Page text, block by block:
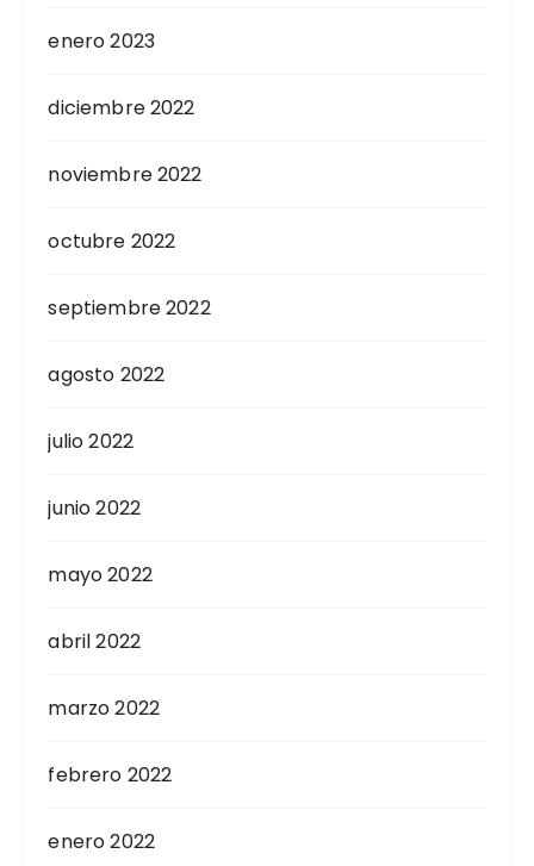
enero 2023
diciembre 2022
noviembre 2022
octubre 2022
septiembre 2022
agosto 2022
julio 2022
junio 2022
mayo 2022
abril 2022
marzo 2022
febrero 2022
enero 2022